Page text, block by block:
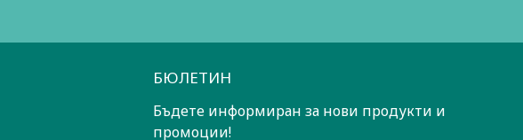
БЮЛЕТИН
Бъдете информиран за нови продукти и
промоции!